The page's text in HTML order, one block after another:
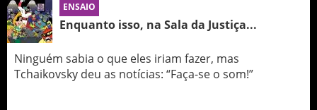
ENSAIO
Enquanto isso, na Sala da Justiça...
Ninguém sabia o que eles iriam fazer, mas
Tchaikovsky deu as notícias: “Faça-se o som!”